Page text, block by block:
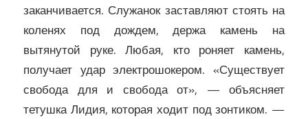
заканчивается. Служанок заставляют стоять на
коленях под дождем, держа камень на
вытянутой руке. Любая, кто роняет камень,
получает удар электрошокером. «Существует
свобода для и свобода от», — объясняет
тетушка Лидия, которая ходит под зонтиком. —